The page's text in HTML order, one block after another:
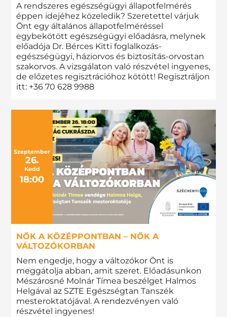
A rendszeres egészségügyi állapotfelmérés
éppen idejéhez közeledik? Szeretettel várjuk
Önt egy általános állapotfelméréssel
egybekötött egészségügyi előadásra, melynek
előadója Dr. Bérces Kitti foglalkozás-
egészségügyi, háziorvos és biztosítás-orvostan
szakorvos. A vizsgálaton való részvétel ingyenes,
de előzetes regisztrációhoz kötött! Regisztráljon
itt: +36 70 628 9988
Szeptember
26.
Kedd
18:00
NŐK A KÖZÉPPONTBAN – NŐK A
VÁLTOZÓKORBAN
Nem engedje, hogy a változókor Önt is
meggátolja abban, amit szeret. Előadásunkon
Mészárosné Molnár Tímea beszélget Halmos
Helgával az SZTE Egészségtan Tanszék
mesteroktatójával. A rendezvényen való
részvétel ingyenes!